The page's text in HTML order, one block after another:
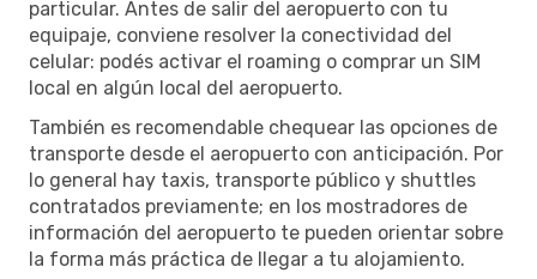
particular. Antes de salir del aeropuerto con tu
equipaje, conviene resolver la conectividad del
celular: podés activar el roaming o comprar un SIM
local en algún local del aeropuerto.
También es recomendable chequear las opciones de
transporte desde el aeropuerto con anticipación. Por
lo general hay taxis, transporte público y shuttles
contratados previamente; en los mostradores de
información del aeropuerto te pueden orientar sobre
la forma más práctica de llegar a tu alojamiento.